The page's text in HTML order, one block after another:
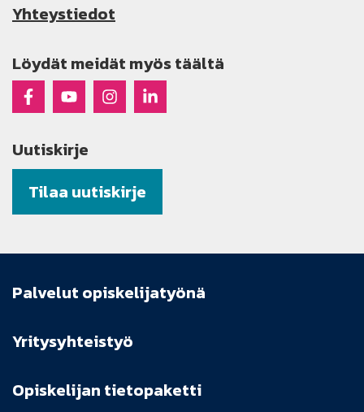
Yhteystiedot
Löydät meidät myös täältä
Raseko Facebookissa
Raseko Youtubessa
Raseko Instagramissa
Raseko Linkedinissä
Uutiskirje
Tilaa uutiskirje
Palvelut opiskelijatyönä
Yritysyhteistyö
Opiskelijan tietopaketti